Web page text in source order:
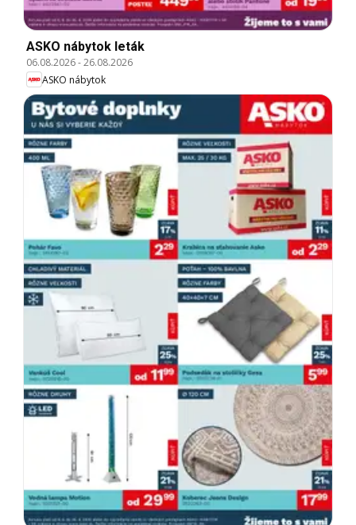
ASKO nábytok leták
06.08.2026-26.08.2026
ASKO nábytok